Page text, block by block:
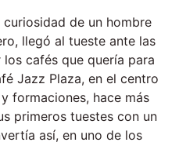
de un hombre
llegó al tueste ante las
cafés que quería para
Jazz Plaza, en el centro
formaciones, hace más
primeros tuestes con un
así, en uno de los